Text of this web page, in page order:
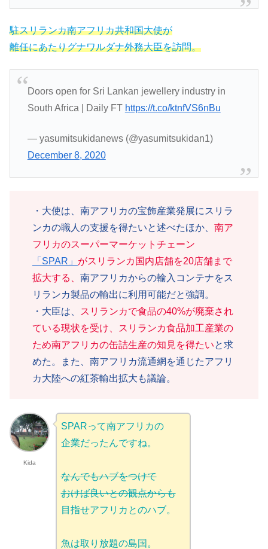
駐スリランカ南アフリカ共和国大使が
離任にあたりグナワルダナ外務大臣を訪問。
Doors open for Sri Lankan jewellery industry in
South Africa | Daily FT https://t.co/ktnfVS6nBu
— yasumitsukidanews (@yasumitsukidan1)
December 8, 2020
・大使は、南アフリカの宝飾産業発展にスリラ
ンカの職人の支援を得たいと述べたほか、 南ア
フリカのスーパーマーケットチェーン
「SPAR」 がスリランカ国内店舗を20店舗まで
拡大する、 南アフリカからの輸入コンテナをス
リランカ製品の輸出に利用可能だと強調。
・大臣は、 スリランカで食品の40%が廃棄され
ている現状を受け、スリランカ食品加工産業の
ため南アフリカの缶詰生産の知見を得たいと求
めた。また、南アフリカ流通網を通じたアフリ
カ大陸への紅茶輸出拡大も議論。
Kida
SPARって南アフリカの
企業だったんですね。
なんでもハブをつけて
おけば良いとの観点からも
目指せアフリカとのハブ。
魚は取り放題の島国。